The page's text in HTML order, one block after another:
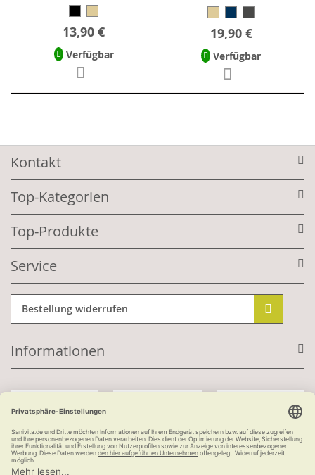
13,90 €
Verfügbar
19,90 €
Verfügbar
Kontakt
Top-Kategorien
Top-Produkte
Service
Bestellung widerrufen
Informationen